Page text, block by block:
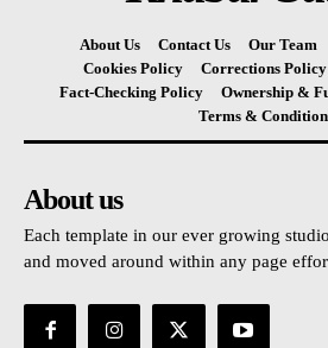
About Us Contact Us Our Team
Cookies Policy
Corrections Policy
Fact-Checking Policy
Ownership &
Terms &
About us
Each template in our ever growing
and moved around within any page